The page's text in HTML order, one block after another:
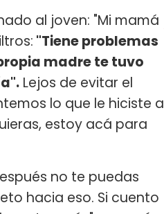
al joven: "Mi mamá
"Tiene problemas
madre te tuvo
Lejos de evitar el
lo que le hiciste a
estoy acá para
no te puedas
hacia eso. Si cuento